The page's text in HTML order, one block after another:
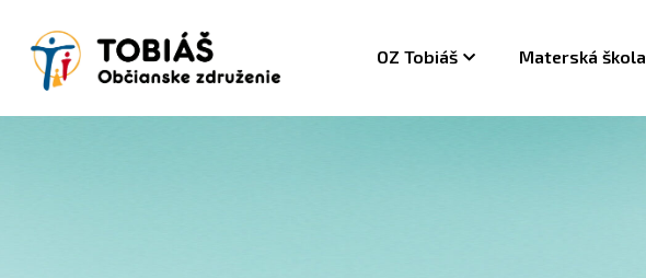
OZ Tobiáš Materská škola